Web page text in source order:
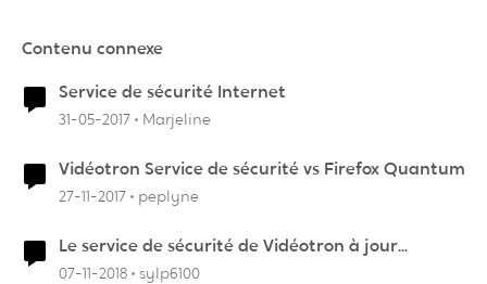
Contenu connexe
Service de sécurité Internet
31-05-2017 Marjeline
Vidéotron Service de sécurité vs Firefox Quantum
27-11-2017 peplyne
Le service de sécurité de Vidéotron à jour...
07-11-2018 sylp6100